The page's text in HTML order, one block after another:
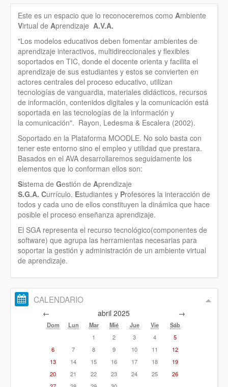
Este es un espacio que lo reconoceremos como Ambiente
Virtual de Aprendizaje A.V.A.
"Los modelos educativos deben fomentar ambientes de
aprendizaje interactivos, multidireccionales y flexibles
soportados en TIC, donde el docente orienta y facilita el
aprendizaje de sus estudiantes y estos se convierten en
actores centrales del proceso educativo, utilizan
tecnologías de vanguardia, materiales didácticos, recursos
de información, contenidos digitales y la comunicación está
soportada en las tecnologías de la información y
la comunicación". Rayon, Ledesma & Escalera (2002).
Soportado en la Plataforma MOODLE. No solo basta con
tener este entorno sino el empleo y utilidad que prestara.
Basados en el AVA desarrollaremos seguidamente los
elementos que lo conforman ellos son:
Sistema de Gestión de Aprendizaje
S.G.A. Currículo. Estudiantes y Profesores la interacción de
todos y cada uno de ellos constituyen la dinámica que hace
posible el proceso enseñanza aprendizaje.
El SGA representa el recurso tecnológico(componentes de
software) que agrupa las herramientas necesarias para
soportar la gestión y administración de un ambiente virtual
de aprendizaje.
CALENDARIO
← abril 2025 →
Dom Lun Mar Mié Jue Vie
Sáb
1
2 3 4
5
6
7 8 9 10 11
12
13
14 15 16 17 18
19
20
21 22 23 24 25
26